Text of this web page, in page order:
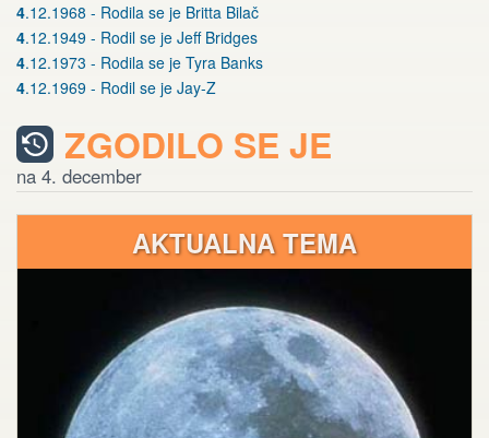
4.12.1968 - Rodila se je Britta Bilač
4.12.1949 - Rodil se je Jeff Bridges
4.12.1973 - Rodila se je Tyra Banks
4.12.1969 - Rodil se je Jay-Z
ZGODILO SE JE
na 4. december
AKTUALNA TEMA